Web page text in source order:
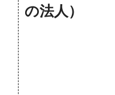
の法人）